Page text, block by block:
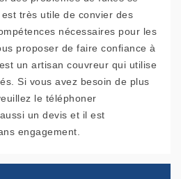
très utile de convier des
nécessaires pour les
proposer de faire confiance à
un artisan couvreur qui utilise
Si vous avez besoin de plus
le téléphoner
un devis et il est
engagement.